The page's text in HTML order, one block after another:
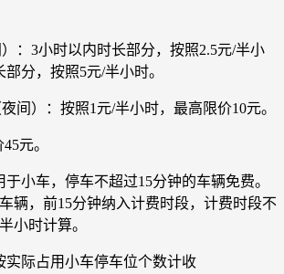
）：3小时以内时长部分，按照2.5元/半小
分，按照5元/半小时。
夜间）：按照1元/半小时，最高限价10元。
元。
小车，停车不超过15分钟的车辆免费。
辆，前15分钟纳入计费时段，计费时段不
小时计算。
实际占用小车停车位个数计收